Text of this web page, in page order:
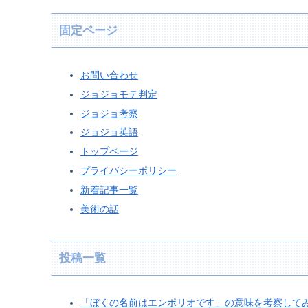
固定ページ
お問い合わせ
ジョジョモテ判定
ジョジョ考察
ジョジョ英語
トップページ
プライバシーポリシー
新着記事一覧
美術の話
投稿一覧
「ぼくの名前はエンポリオです」の意味を考察して